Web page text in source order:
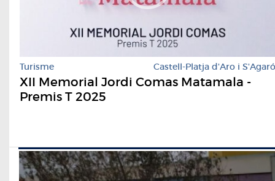
Turisme Castell-Platja d'Aro i S'Agaró
XII Memorial Jordi Comas Matamala -
Premis T 2025